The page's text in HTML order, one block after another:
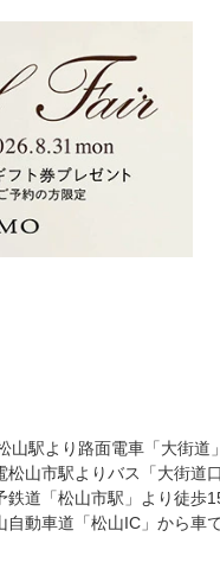
山駅より路面電車「大街道
松山市駅よりバス「大街道
鉄道「松山市駅」より徒歩
自動車道「松山IC」から車